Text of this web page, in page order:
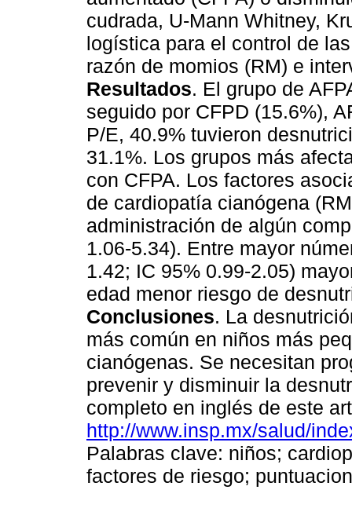
cudrada, U-Mann Whitney,
logística para el control de
razón de momios (RM) e
Resultados. El grupo de
seguido por CFPD (15.6%),
P/E, 40.9% tuvieron
31.1%. Los grupos más
con CFPA. Los factores
de cardiopatía cianógena
administración de algún
1.06-5.34). Entre mayor
1.42; IC 95% 0.99-2.05)
edad menor riesgo de
Conclusiones. La
más común en niños más
cianógenas. Se necesitan
prevenir y disminuir la
completo en inglés de este
http://www.insp.mx/salud/
Palabras clave: niños;
factores de riesgo;